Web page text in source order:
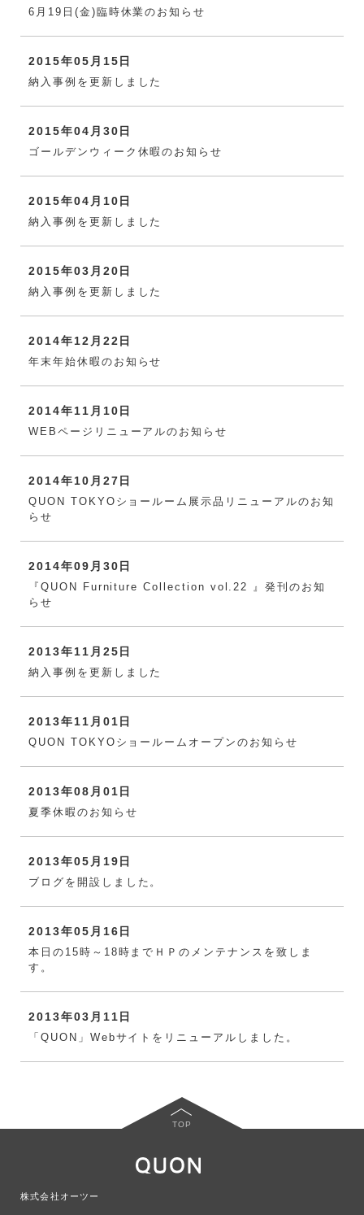
6月19日(金)臨時休業のお知らせ
2015年05月15日
納入事例を更新しました
2015年04月30日
ゴールデンウィーク休暇のお知らせ
2015年04月10日
納入事例を更新しました
2015年03月20日
納入事例を更新しました
2014年12月22日
年末年始休暇のお知らせ
2014年11月10日
WEBページリニューアルのお知らせ
2014年10月27日
QUON TOKYOショールーム展示品リニューアルのお知
らせ
2014年09月30日
『QUON Furniture Collection vol.22 』発刊のお知
らせ
2013年11月25日
納入事例を更新しました
2013年11月01日
QUON TOKYOショールームオープンのお知らせ
2013年08月01日
夏季休暇のお知らせ
2013年05月19日
ブログを開設しました。
2013年05月16日
本日の15時～18時までＨＰのメンテナンスを致しま
す。
2013年03月11日
「QUON」Webサイトをリニューアルしました。
TOP
株式会社オーツー